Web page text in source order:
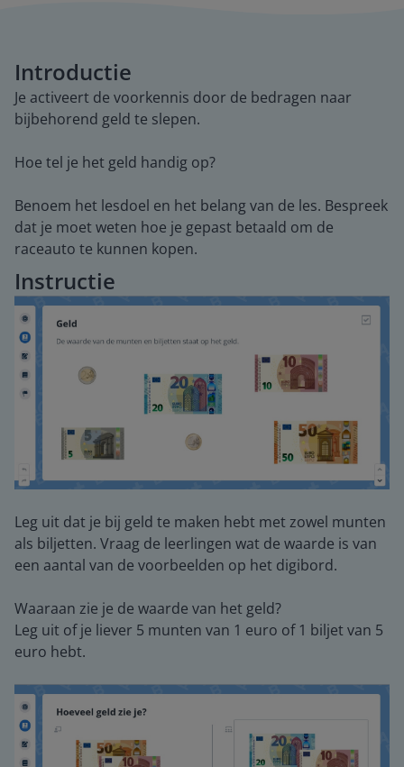
Introductie
Je activeert de voorkennis door de bedragen naar
bijbehorend geld te slepen.
Hoe tel je het geld handig op?
Benoem het lesdoel en het belang van de les. Bespreek
dat je moet weten hoe je gepast betaald om de
raceauto te kunnen kopen.
Instructie
Leg uit dat je bij geld te maken hebt met zowel munten
als biljetten. Vraag de leerlingen wat de waarde is van
een aantal van de voorbeelden op het digibord.
Waaraan zie je de waarde van het geld?
Leg uit of je liever 5 munten van 1 euro of 1 biljet van 5
euro hebt.